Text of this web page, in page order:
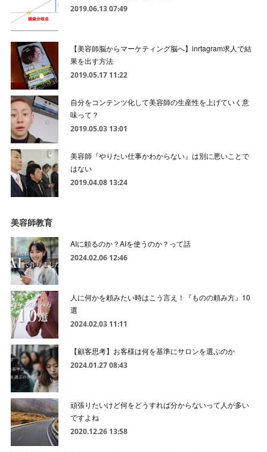
2019.06.13 07:49
【美容師脳からマーケティング脳へ】inrtagram求人で結
果を出す方法
2019.05.17 11:22
自分をコンテンツ化して美容師の生産性を上げていく意
味って？
2019.05.03 13:01
美容師『やりたい仕事かわからない』は別に悪いことで
はない
2019.04.08 13:24
美容師教育
AIに頼るのか？AIを使うのか？って話
2024.02.06 12:46
人に何かを頼みたい時はこう言え！『ものの頼み方』10
選
2024.02.03 11:11
【顧客思考】お客様は何を基準にサロンを選ぶのか
2024.01.27 08:43
頑張りたいけど何をどうすれば分からないって人が多い
ですよね
2020.12.26 13:58